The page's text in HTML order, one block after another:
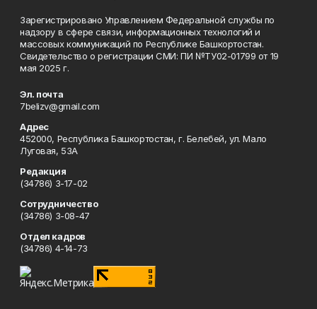
Зарегистрировано Управлением Федеральной службы по
надзору в сфере связи, информационных технологий и
массовых коммуникаций по Республике Башкортостан.
Свидетельство о регистрации СМИ: ПИ №ТУ02-01799 от 19
мая 2025 г.
Эл. почта
7belizv@gmail.com
Адрес
452000, Республика Башкортостан, г. Белебей, ул. Мало
Луговая, 53А
Редакция
(34786) 3-17-02
Сотрудничество
(34786) 3-08-47
Отдел кадров
(34786) 4-14-73